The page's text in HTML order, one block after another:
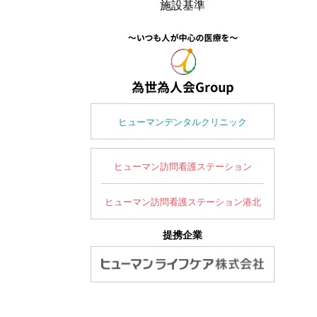
施設基準
ヒューマンデンタルクリニック
ヒューマン訪問看護ステーション
ヒューマン訪問看護ステーション港北
提携企業